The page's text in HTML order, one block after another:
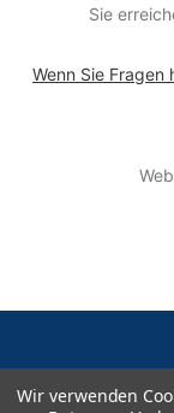
Sie
Wenn Sie Fragen
Wir verwenden